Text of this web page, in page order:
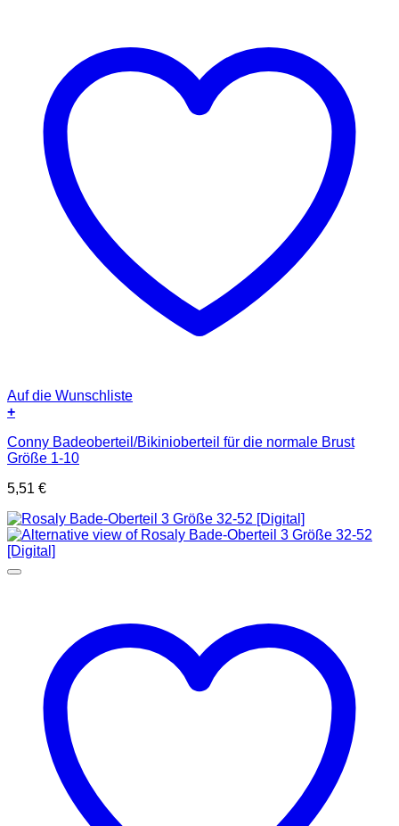
Auf die Wunschliste
+
Conny Badeoberteil/Bikinioberteil für die normale Brust
Größe 1-10
5,51 €